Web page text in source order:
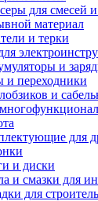
для смесей и
материал
и терки
и
и переходники
и
для
и диски
и смазки для
для